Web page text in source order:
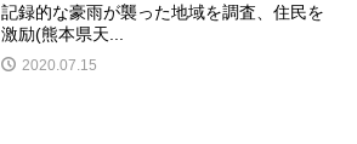
記録的な豪雨が襲った地域を調査、住民を
激励(熊本県天...
2020.07.15